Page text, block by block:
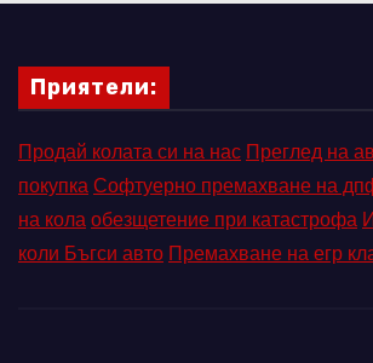
Приятели:
Продай колата си на нас Преглед на
покупкаСофтуерно премахване на
на колаобезщетение при катастрофа
коли Бъгси авто Премахване на егр